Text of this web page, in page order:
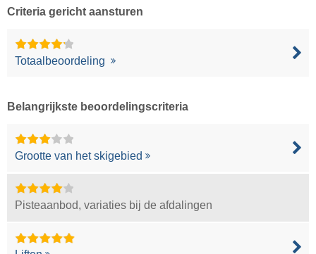
Criteria gericht aansturen
Totaalbeoordeling
Belangrijkste beoordelingscriteria
Grootte van het skigebied
Pisteaanbod, variaties bij de afdalingen